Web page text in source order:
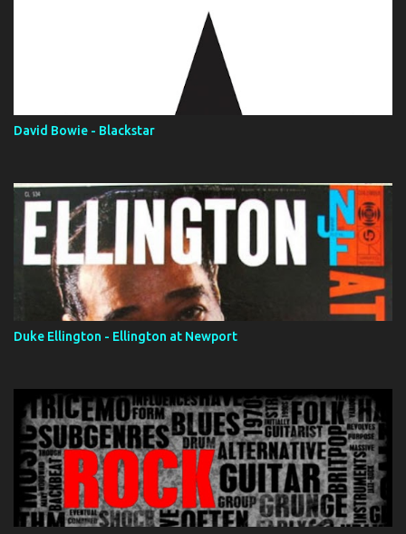
David Bowie - Blackstar
Duke Ellington - Ellington at Newport